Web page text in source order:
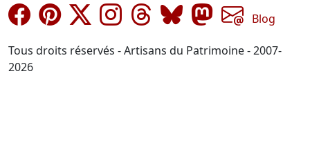
Blog
Tous droits réservés - Artisans du Patrimoine - 2007-
2026